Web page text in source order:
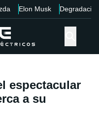
Elon Musk Degradación
espectacular
a su